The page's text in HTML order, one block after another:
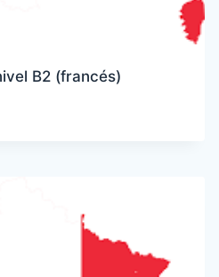
B2 (francés)